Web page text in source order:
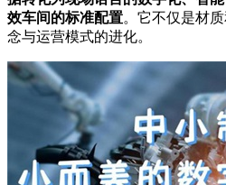
效车间的标准配置。它不仅是材
念与运营模式的进化。